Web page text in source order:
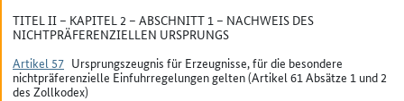
TITEL II – KAPITEL 2 – ABSCHNITT 1 – NACHWEIS DES
NICHTPRÄFERENZIELLEN URSPRUNGS
Artikel 57 Ursprungszeugnis für Erzeugnisse, für die besondere
nichtpräferenzielle Einfuhrregelungen gelten (Artikel 61 Absätze 1 und 2
des Zollkodex)